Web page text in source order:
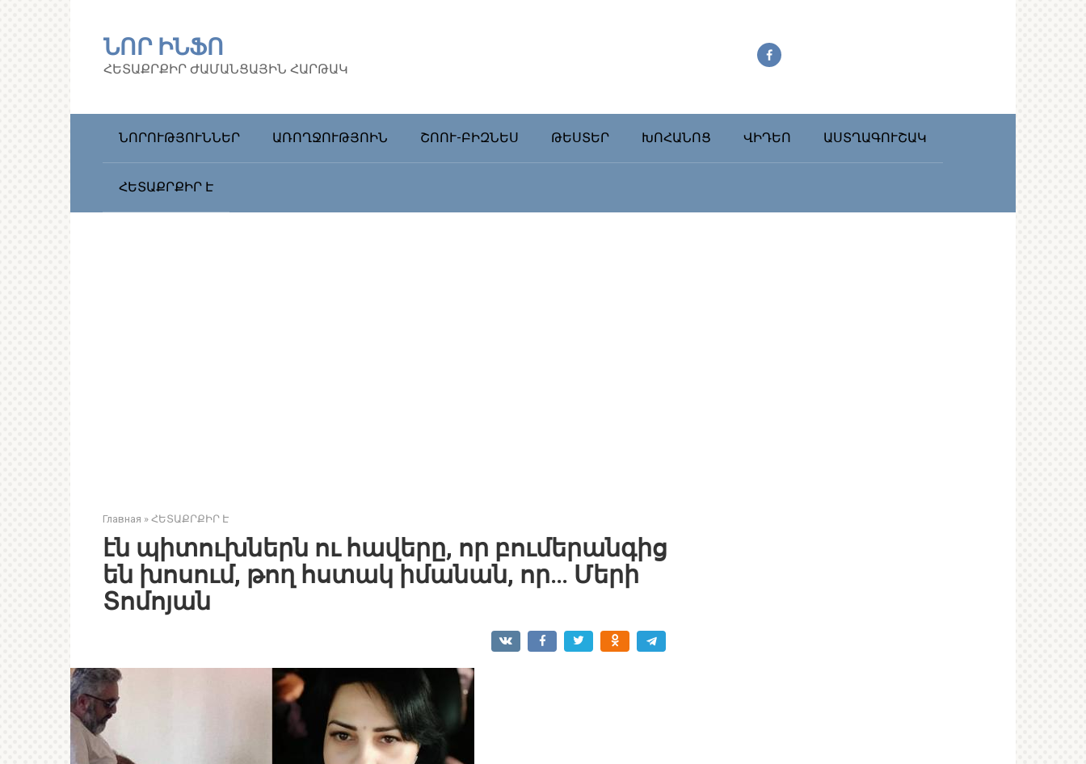
ՆՈՐ ԻՆՖՈ
ՀԵՏԱՔՐՔԻՐ ԺԱՄԱՆՑԱՅԻՆ ՀԱՐԹԱԿ
ՆՈՐՈՒԹՅՈՒՆՆԵՐ ԱՌՈՂՋՈՒԹՅՈԻՆ ՇՈՈՒ-ԲԻԶՆԵՍ ԹԵՍՏԵՐ ԽՈՀԱՆՈՑ ՎԻԴԵՈ ԱՍՏՂԱԳՈՒՇԱԿ
ՀԵՏԱՔՐՔԻՐ Է
Главная » ՀԵՏԱՔՐՔԻՐ Է
էն պիտուխներն ու հավերը, որ բումերանգից
են խոսում, թող հստակ իմանան, որ… Մերի
Տոմոյան